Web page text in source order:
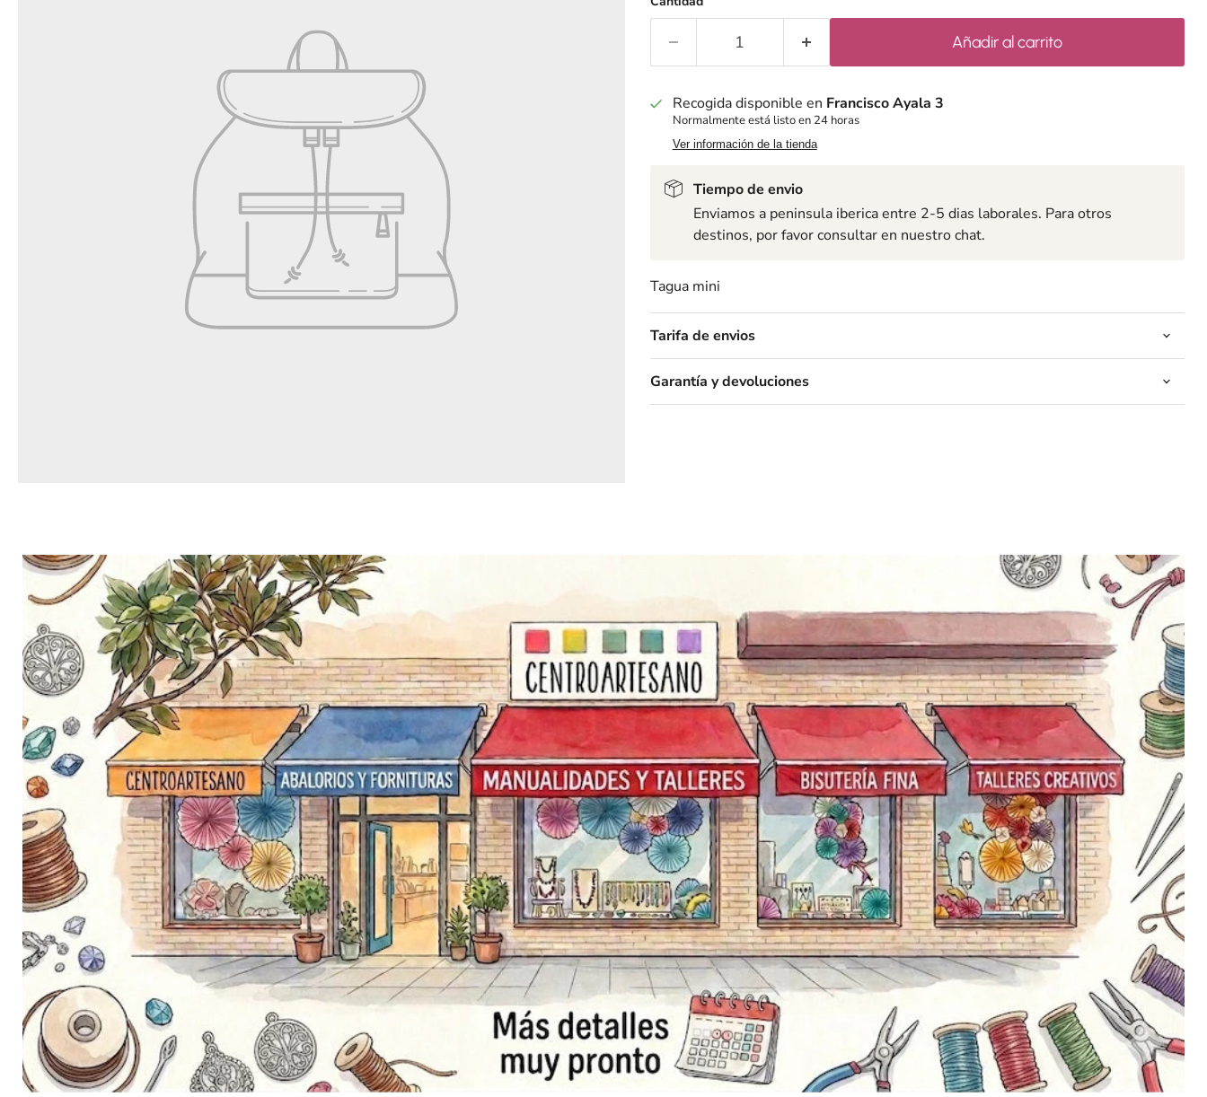
Añadir al carrito
Recogida disponible en Francisco Ayala 3
Normalmente está listo en 24 horas
Ver información de la tienda
Tiempo de envio
Enviamos a peninsula iberica entre 2-5 dias laborales. Para otros
destinos, por favor consultar en nuestro chat.
Tagua mini
Tarifa de envios
Garantía y devoluciones